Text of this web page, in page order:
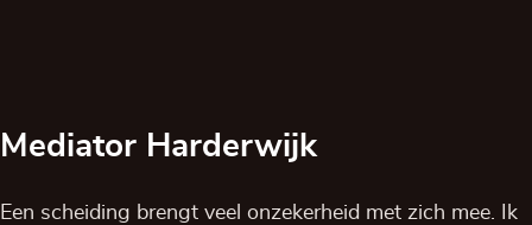
Mediator Harderwijk
Een scheiding brengt veel onzekerheid met zich mee. Ik